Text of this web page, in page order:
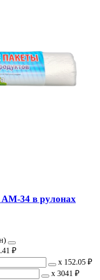
34 в рулонах
₽
х 152.05 ₽
х 3041 ₽